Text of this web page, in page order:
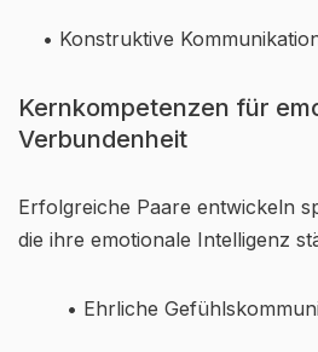
• Konstruktive
Kernkompetenzen für
Verbundenheit
Erfolgreiche Paare entwickeln
die ihre emotionale Intelligenz
• Ehrliche